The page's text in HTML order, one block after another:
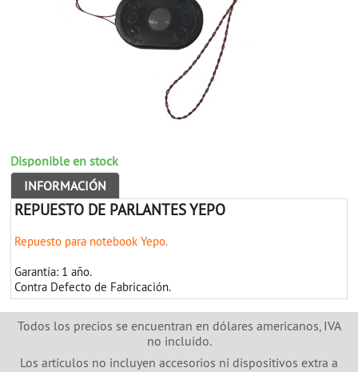
Disponible en stock
INFORMACIÓN
REPUESTO DE PARLANTES YEPO
Repuesto para notebook Yepo.
Garantía: 1 año.
Contra Defecto de Fabricación.
Todos los precios se encuentran en dólares americanos, IVA
no incluido.
Los artículos no incluyen accesorios ni dispositivos extra a